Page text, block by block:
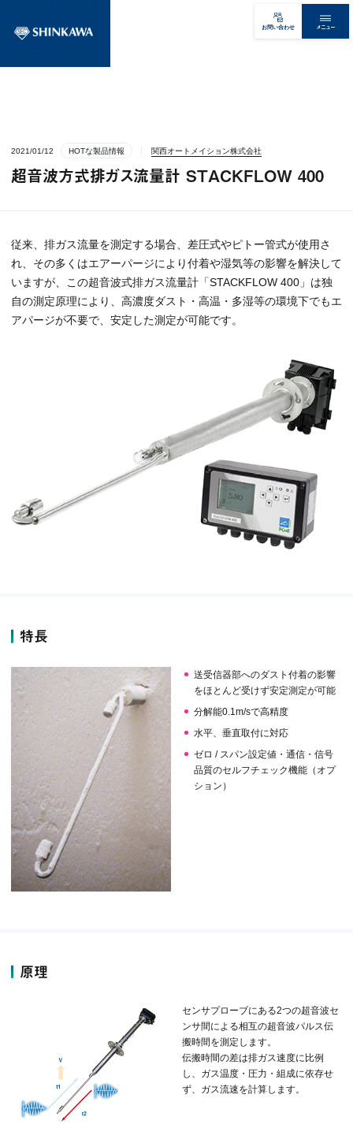
お問い合わせ メニュー
2021/01/12 HOTな製品情報 関西オートメイション株式会社
超音波方式排ガス流量計 STACKFLOW 400
従来、排ガス流量を測定する場合、差圧式やピトー管式が使用さ
れ、その多くはエアーパージにより付着や湿気等の影響を解決して
いますが、この超音波式排ガス流量計「STACKFLOW 400」は独
自の測定原理により、高濃度ダスト・高温・多湿等の環境下でもエ
アパージが不要で、安定した測定が可能です。
特長
送受信器部へのダスト付着の影響
をほとんど受けず安定測定が可能
分解能0.1m/sで高精度
水平、垂直取付に対応
ゼロ / スパン設定値・通信・信号
品質のセルフチェック機能（オプ
ション）
原理
センサプローブにある2つの超音波セ
ンサ間による相互の超音波パルス伝
搬時間を測定します。
伝搬時間の差は排ガス速度に比例
し、ガス温度・圧力・組成に依存せ
ず、ガス流速を計算します。